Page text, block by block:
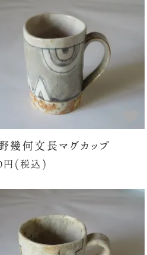
幾何文長マグカップ
円(税込)